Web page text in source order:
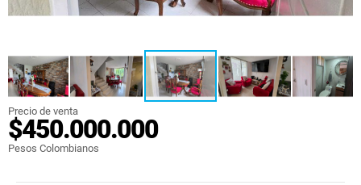
Precio de venta
$450.000.000
Pesos Colombianos